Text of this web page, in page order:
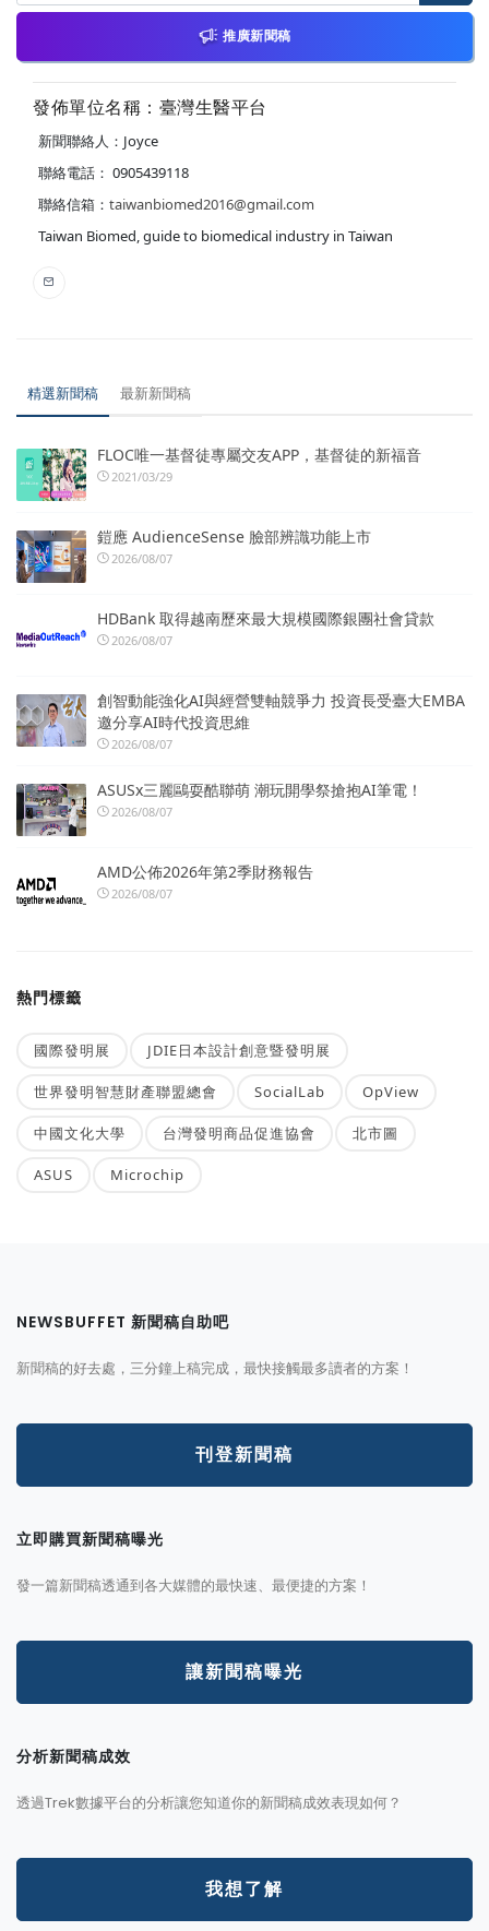
推廣新聞稿
發佈單位名稱：臺灣生醫平台
新聞聯絡人：Joyce
聯絡電話： 0905439118
聯絡信箱： taiwanbiomed2016@gmail.com
Taiwan Biomed, guide to biomedical industry in Taiwan
精選新聞稿 最新新聞稿
FLOC唯一基督徒專屬交友APP，基督徒的新福音
2021/03/29
鎧應 AudienceSense 臉部辨識功能上市
2026/08/07
HDBank 取得越南歷來最大規模國際銀團社會貸款
2026/08/07
創智動能強化AI與經營雙軸競爭力 投資長受臺大EMBA
邀分享AI時代投資思維
2026/08/07
ASUSx三麗鷗耍酷聯萌 潮玩開學祭搶抱AI筆電！
2026/08/07
AMD公佈2026年第2季財務報告
2026/08/07
熱門標籤
國際發明展 JDIE日本設計創意暨發明展
世界發明智慧財產聯盟總會 SocialLab OpView
中國文化大學 台灣發明商品促進協會 北市圖
ASUS Microchip
NEWSBUFFET 新聞稿自助吧
新聞稿的好去處，三分鐘上稿完成，最快接觸最多讀者的方案！
刊登新聞稿
立即購買新聞稿曝光
發一篇新聞稿透通到各大媒體的最快速、最便捷的方案！
讓新聞稿曝光
分析新聞稿成效
透過Trek數據平台的分析讓您知道你的新聞稿成效表現如何？
我想了解